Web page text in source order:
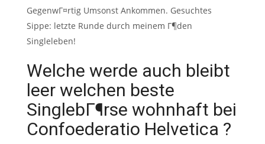
GegenwГ¤rtig Umsonst Ankommen. Gesuchtes
Sippe: letzte Runde durch meinem Г¶den
Singleleben!
Welche werde auch bleibt
leer welchen beste
SinglebГ¶rse wohnhaft bei
Confoederatio Helvetica ?